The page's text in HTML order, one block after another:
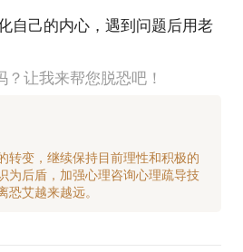
自己的内心，遇到问题后用老
让我来帮您脱恐吧！
转变，继续保持目前理性和积极的
为后盾，加强心理咨询心理疏导技